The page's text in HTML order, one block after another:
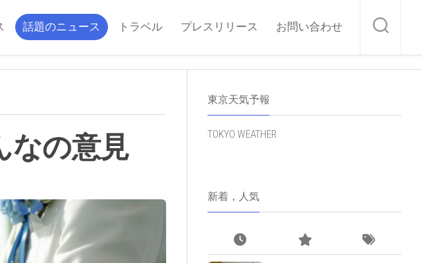
話題のニュース トラベル プレスリリース お問い合わせ
なの意見
東京天気予報
TOKYO WEATHER
新着，人気